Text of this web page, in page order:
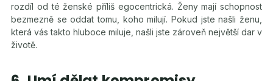
rozdíl od té ženské příliš egocentrická. Ženy mají schopnost
bezmezně se oddat tomu, koho milují. Pokud jste našli ženu,
která vás takto hluboce miluje, našli jste zároveň největší dar v
životě.